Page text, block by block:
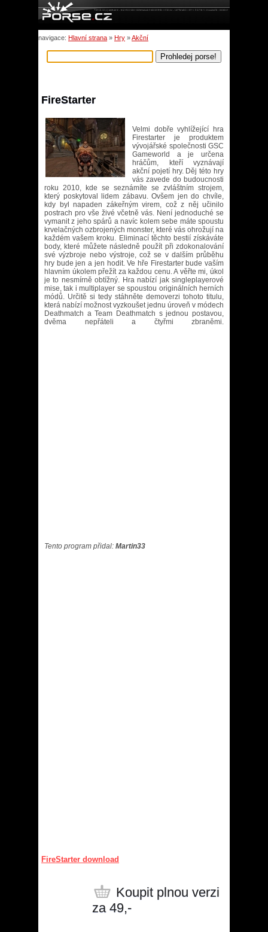
navigace: Hlavní strana » Hry »Akční
FireStarter
Velmi dobře vyhlížející hra
Firestarter je produktem
vývojářské společnosti GSC
Gameworld a je určena
hráčům, kteří vyznávají
akční pojetí hry. Děj této hry
vás zavede do budoucnosti
roku 2010, kde se seznámíte se zvláštním strojem,
který poskytoval lidem zábavu. Ovšem jen do chvíle,
kdy byl napaden zákeřným virem, což z něj učinilo
postrach pro vše živé včetně vás. Není jednoduché se
vymanit z jeho spárů a navíc kolem sebe máte spoustu
krvelačných ozbrojených monster, které vás ohrožují na
každém vašem kroku. Eliminací těchto bestií získáváte
body, které můžete následně použít při zdokonalování
své výzbroje nebo výstroje, což se v dalším průběhu
hry bude jen a jen hodit. Ve hře Firestarter bude vaším
hlavním úkolem přežít za každou cenu. A věřte mi, úkol
je to nesmírně obtížný. Hra nabízí jak singleplayerové
mise, tak i multiplayer se spoustou originálních herních
módů. Určitě si tedy stáhněte demoverzi tohoto titulu,
která nabízí možnost vyzkoušet jednu úroveň v módech
Deathmatch a Team Deathmatch s jednou postavou,
dvěma nepřáteli a čtyřmi zbraněmi.
Tento program přidal: Martin33
FireStarter download
Koupit plnou verzi
za 49,-